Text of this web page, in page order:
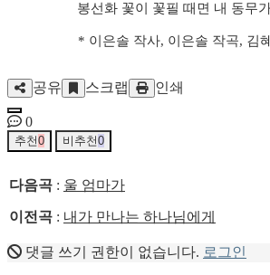
봉선화 꽃이 꽃필 때면 내 동무
* 이은솔 작사, 이은솔 작곡, 김
공유 스크랩 인쇄
0
추천0 비추천0
다음곡 : 울 엄마가
이전곡 : 내가 만나는 하나님에게
댓글 쓰기 권한이 없습니다. 로그인